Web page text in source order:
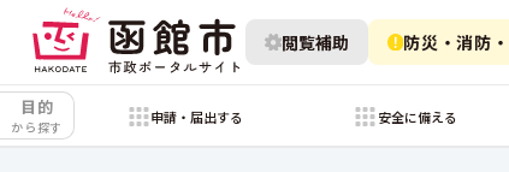
閲覧補助 防災・消防
目的
から探す
申請・届出する 安全に備える